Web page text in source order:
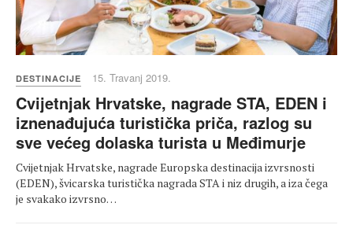
DESTINACIJE 15. Travanj 2019.
Cvijetnjak Hrvatske, nagrade STA, EDEN i
iznenađujuća turistička priča, razlog su
sve većeg dolaska turista u Međimurje
Cvijetnjak Hrvatske, nagrade Europska destinacija izvrsnosti
(EDEN), švicarska turistička nagrada STA i niz drugih, a iza čega
je svakako izvrsno…